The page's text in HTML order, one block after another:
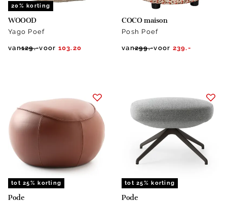
20% korting
WOOOD
Yago Poef
van129.-voor 103.20
COCO maison
Posh Poef
van299.-voor 239.-
tot 25% korting
Pode
tot 25% korting
Pode